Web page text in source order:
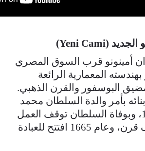
أمينونو قرب السوق المصري
المعمارية الرائعة
البوسفور والقرن الذهبي.
بأمر والدة السلطان محمد
الثالث عام 1597، وبوفاة السلطان توقف العمل
به أكثر من نصف قرن، وعام 1665 افتتح للعبادة